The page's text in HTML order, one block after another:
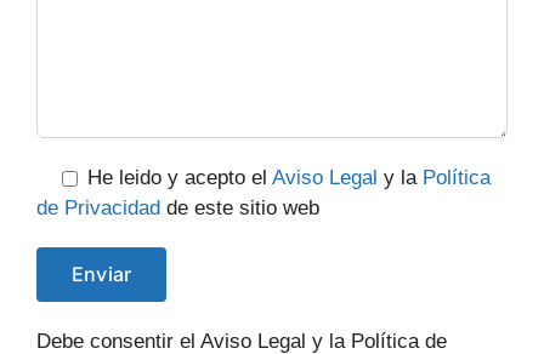
He leido y acepto el Aviso Legal y la Política
de Privacidad de este sitio web
Debe consentir el Aviso Legal y la Política de